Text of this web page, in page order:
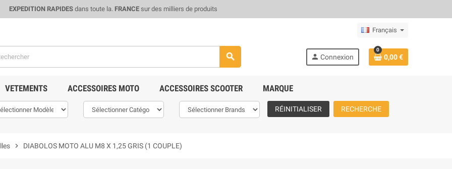
EXPEDITION RAPIDESdans toute la. FRANCEsur des milliers de produits
Français
search person Connexion
0
0,00 €
VETEMENTS ACCESSOIRES MOTO ACCESSOIRES SCOOTER MARQUE
RÉINITIALISER RECHERCHE
chevron_right DIABOLOS MOTO ALU M8 X 1,25 GRIS (1 COUPLE)